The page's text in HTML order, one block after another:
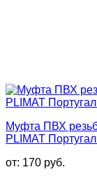
Муфта ПВХ
PLIMAT
от: 170 руб.